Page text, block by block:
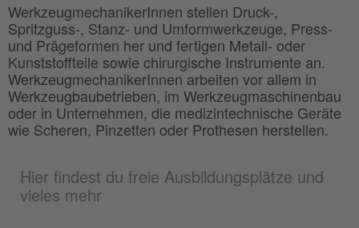
Hier findest du freie Ausbildungsplätze und
vieles mehr
WerkzeugmechanikerInnen stellen Druck-,
Spritzguss-, Stanz- und Umformwerkzeuge, Press-
und Prägeformen her und fertigen Metall- oder
Kunststoffteile sowie chirurgische Instrumente an.
WerkzeugmechanikerInnen arbeiten vor allem in
Werkzeugbaubetrieben, im Werkzeugmaschinenbau
oder in Unternehmen, die medizintechnische Geräte
wie Scheren, Pinzetten oder Prothesen herstellen.